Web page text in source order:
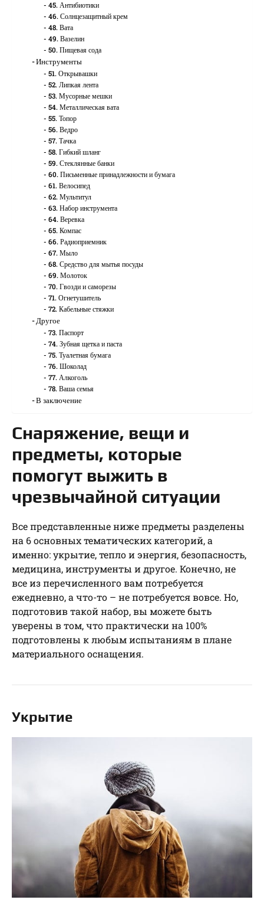
45. Антибиотики
46. Солнцезащитный крем
48. Вата
49. Вазелин
50. Пищевая сода
Инструменты
51. Открывашки
52. Липкая лента
53. Мусорные мешки
54. Металлическая вата
55. Топор
56. Ведро
57. Тачка
58. Гибкий шланг
59. Стеклянные банки
60. Письменные принадлежности и бумага
61. Велосипед
62. Мультитул
63. Набор инструмента
64. Веревка
65. Компас
66. Радиоприемник
67. Мыло
68. Средство для мытья посуды
69. Молоток
70. Гвозди и саморезы
71. Огнетушитель
72. Кабельные стяжки
Другое
73. Паспорт
74. Зубная щетка и паста
75. Туалетная бумага
76. Шоколад
77. Алкоголь
78. Ваша семья
В заключение
Снаряжение, вещи и
предметы, которые
помогут выжить в
чрезвычайной ситуации
Все представленные ниже предметы разделены
на 6 основных тематических категорий, а
именно: укрытие, тепло и энергия, безопасность,
медицина, инструменты и другое. Конечно, не
все из перечисленного вам потребуется
ежедневно, а что-то – не потребуется вовсе. Но,
подготовив такой набор, вы можете быть
уверены в том, что практически на 100%
подготовлены к любым испытаниям в плане
материального оснащения.
Укрытие